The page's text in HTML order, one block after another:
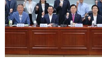
박세현 만화평론가가 취임됐다. 그 외
이사로는 박석환 만화평론가(재담미
디어 이사)·김종옥 만화평론가(한림대
융합문화콘텐츠연구소 교수)·김성훈
만화평론가·백건우 만화평론가·윤기
헌 만화연구가(부산대 디자인학과 만